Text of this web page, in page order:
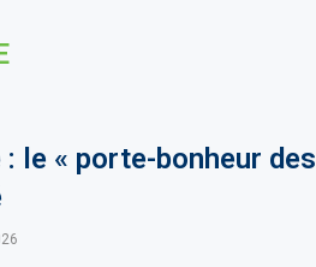
le « porte-bonheur des